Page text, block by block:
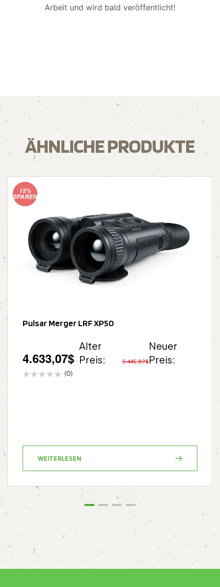
Arbeit und wird bald veröffentlicht!
ÄHNLICHE PRODUKTE
15%
SPAREN
Pulsar Merger LRF XP50
Alter
Preis:
5.445,89$
Neuer
Preis:
4.633,07$
(0)
WEITERLESEN